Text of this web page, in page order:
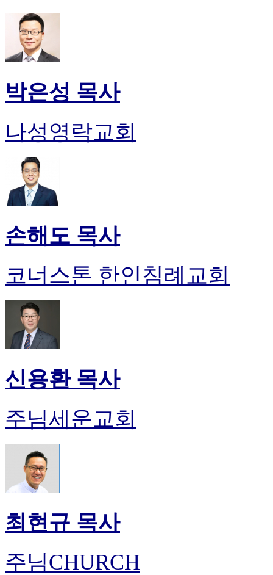
박은성 목사
나성영락교회
손해도 목사
코너스톤 한인침례교회
신용환 목사
주님세운교회
최현규 목사
주님CHURCH